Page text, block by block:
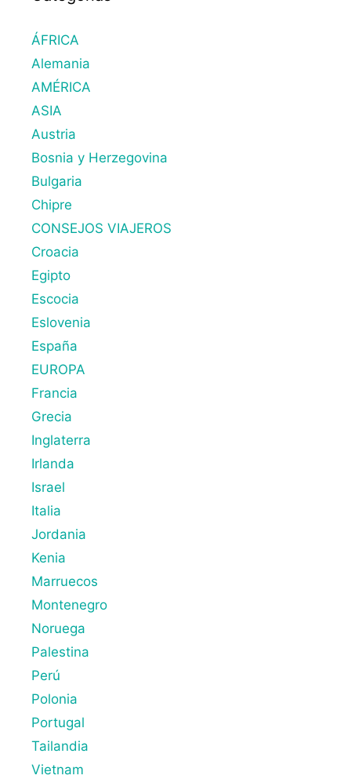
ÁFRICA
Alemania
AMÉRICA
ASIA
Austria
Bosnia y Herzegovina
Bulgaria
Chipre
CONSEJOS VIAJEROS
Croacia
Egipto
Escocia
Eslovenia
España
EUROPA
Francia
Grecia
Inglaterra
Irlanda
Israel
Italia
Jordania
Kenia
Marruecos
Montenegro
Noruega
Palestina
Perú
Polonia
Portugal
Tailandia
Vietnam